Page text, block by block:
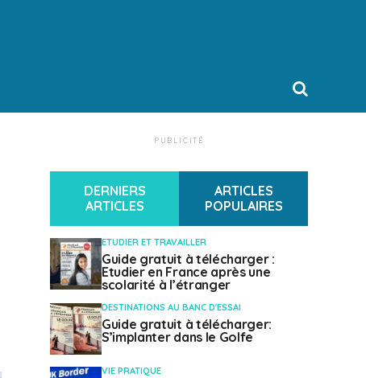
PUBLICITÉ
DERNIERS
ARTICLES
ARTICLES
POPULAIRES
ETUDIER ET TRAVAILLER
Guide gratuit à télécharger :
Etudier en France après une
scolarité à l’étranger
DESTINATIONS AU BANC D'ESSAI
Guide gratuit à télécharger:
S’implanter dans le Golfe
VIE PRATIQUE